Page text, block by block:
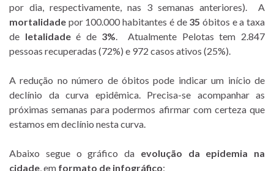
por dia, respectivamente, nas 3 semanas anteriores). A
mortalidade por 100.000 habitantes é de 35 óbitos e a taxa
de letalidadeé de 3% . Atualmente Pelotas tem 2.847
pessoas recuperadas (72%) e 972 casos ativos (25%).
A redução no número de óbitos pode indicar um início de
declínio da curva epidêmica. Precisa-se acompanhar as
próximas semanas para podermos afirmar com certeza que
estamos em declínio nesta curva.
Abaixo segue o gráfico da evolução da epidemia na
cidade , em formato de infográfico: